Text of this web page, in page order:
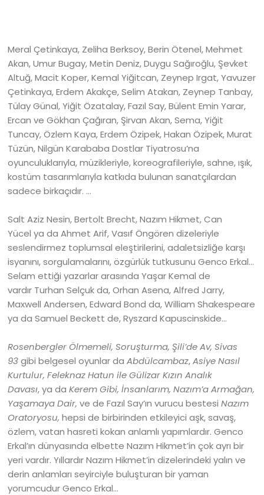
Meral Çetinkaya, Zeliha Berksoy, Berin Ötenel, Mehmet
Akan, Umur Bugay, Metin Deniz, Duygu Sağıroğlu, Şevket
Altuğ, Macit Koper, Kemal Yiğitcan, Zeynep Irgat, Yavuzer
Çetinkaya, Erdem Akakçe, Selim Atakan, Zeynep Tanbay,
Tülay Günal, Yiğit Özatalay, Fazıl Say, Bülent Emin Yarar,
Ercan ve Gökhan Çağıran, Şirvan Akan, Sema, Yiğit
Tuncay, Özlem Kaya, Erdem Özipek, Hakan Özipek, Murat
Tüzün, Nilgün Karababa Dostlar Tiyatrosu’na
oyunculuklarıyla, müzikleriyle, koreografileriyle, sahne, ışık,
kostüm tasarımlarıyla katkıda bulunan sanatçılardan
sadece birkaçıdır. …
Salt Aziz Nesin, Bertolt Brecht, Nazım Hikmet, Can
Yücel ya da Ahmet Arif, Vasıf Öngören dizeleriyle
seslendirmez toplumsal eleştirilerini, adaletsizliğe karşı
isyanını, sorgulamalarını, özgürlük tutkusunu Genco Erkal…
Selam ettiği yazarlar arasında Yaşar Kemal de
vardır Turhan Selçuk da, Orhan Asena, Alfred Jarry,
Maxwell Andersen, Edward Bond da, William Shakespeare
ya da Samuel Beckett de, Ryszard Kapuscinskide…
Rosenbergler Ölmemeli, Soruşturma, Şili’de Av, Sivas
93gibi belgesel oyunlar daAbdülcambaz,Asiye Nasıl
Kurtulur, Feleknaz Hatun ile Gülizar Kızın Analık
Davası, ya daKerem Gibi, İnsanlarım, Nazım’a Armağan,
Yaşamaya Dair,ve de Fazıl Say’ın vurucu bestesiNazım
Oratoryosu, hepsi de birbirinden etkileyici aşk, savaş,
özlem, vatan hasreti kokan anlamlı yapımlardır. Genco
Erkal’ın dünyasında elbette Nazım Hikmet’in çok ayrı bir
yeri vardır. Yıllardır Nazım Hikmet’in dizelerindeki yalın ve
derin anlamları seyirciyle buluşturan bir yaman
yorumcudur Genco Erkal…